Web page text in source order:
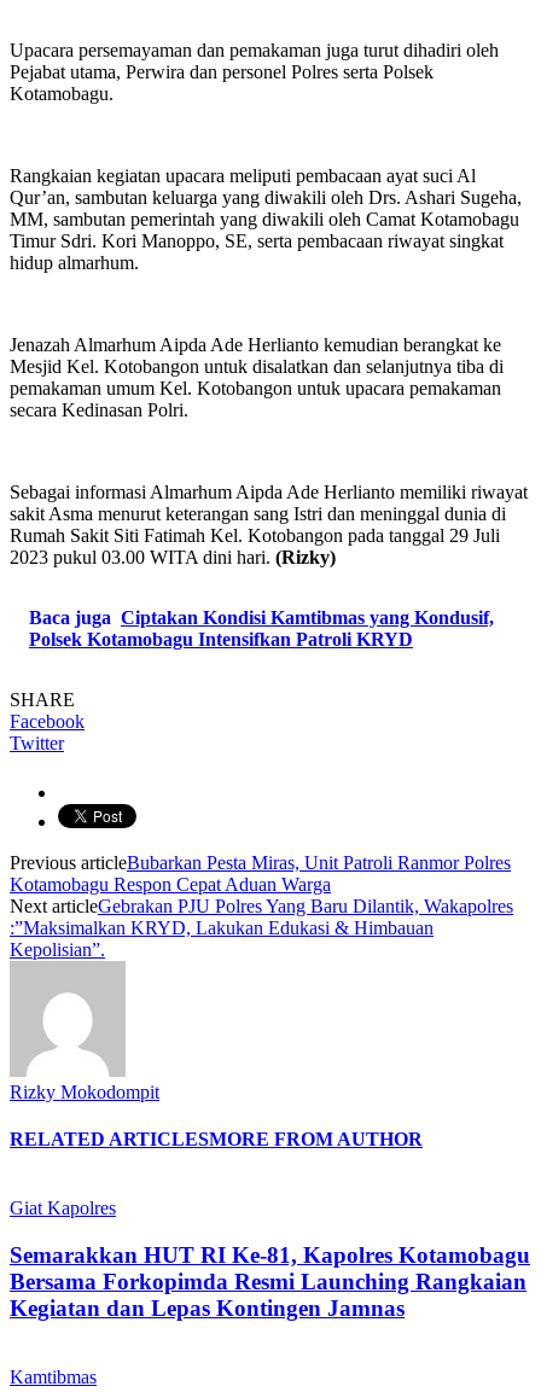
Upacara persemayaman dan pemakaman juga turut dihadiri oleh
Pejabat utama, Perwira dan personel Polres serta Polsek
Kotamobagu.
Rangkaian kegiatan upacara meliputi pembacaan ayat suci Al
Qur’an, sambutan keluarga yang diwakili oleh Drs. Ashari Sugeha,
MM, sambutan pemerintah yang diwakili oleh Camat Kotamobagu
Timur Sdri. Kori Manoppo, SE, serta pembacaan riwayat singkat
hidup almarhum.
Jenazah Almarhum Aipda Ade Herlianto kemudian berangkat ke
Mesjid Kel. Kotobangon untuk disalatkan dan selanjutnya tiba di
pemakaman umum Kel. Kotobangon untuk upacara pemakaman
secara Kedinasan Polri.
Sebagai informasi Almarhum Aipda Ade Herlianto memiliki riwayat
sakit Asma menurut keterangan sang Istri dan meninggal dunia di
Rumah Sakit Siti Fatimah Kel. Kotobangon pada tanggal 29 Juli
2023 pukul 03.00 WITA dini hari. (Rizky)
Baca juga Ciptakan Kondisi Kamtibmas yang Kondusif,
Polsek Kotamobagu Intensifkan Patroli KRYD
SHARE
Facebook
Twitter
Previous articleBubarkan Pesta Miras, Unit Patroli Ranmor Polres
Kotamobagu Respon Cepat Aduan Warga
Next articleGebrakan PJU Polres Yang Baru Dilantik, Wakapolres
:”Maksimalkan KRYD, Lakukan Edukasi & Himbauan
Kepolisian”.
Rizky Mokodompit
RELATED ARTICLESMORE FROM AUTHOR
Giat Kapolres
Semarakkan HUT RI Ke-81, Kapolres Kotamobagu
Bersama Forkopimda Resmi Launching Rangkaian
Kegiatan dan Lepas Kontingen Jamnas
Kamtibmas